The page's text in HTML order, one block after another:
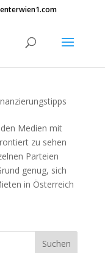
Medien mit
zu sehen
Parteien
genug, sich
in Österreich